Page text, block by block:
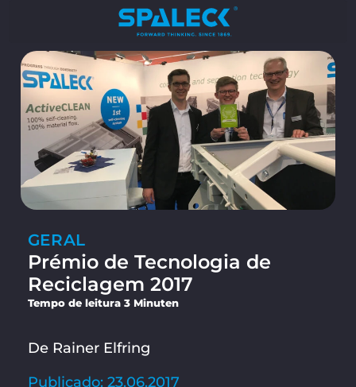
GERAL
Prémio de Tecnologia de
Reciclagem 2017
Tempo de leitura 3 Minuten
De Rainer Elfring
Publicado: 23.06.2017